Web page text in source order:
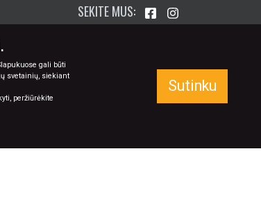
gali būti
svetainių, siekiant
peržiūrėkite
Sutinku